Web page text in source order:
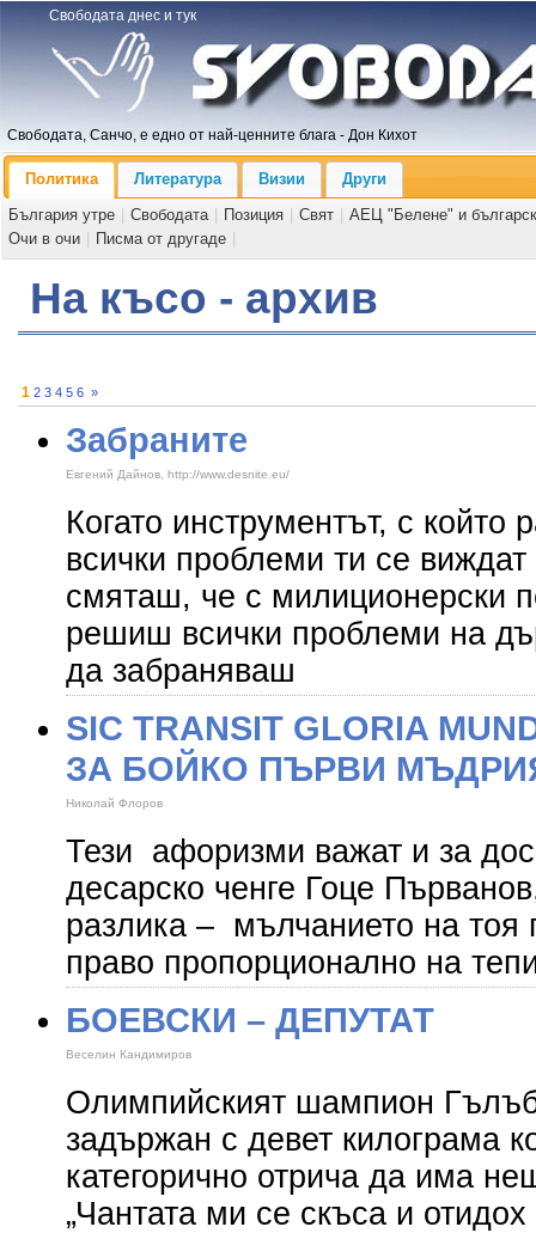
Свободата днес и тук
Свободата, Санчо, е едно от най-ценните блага - Дон Кихот
Политика Литература Визии
Други
България утре
Свободата Позиция Свят
АЕЦ "Белене" и
Очи в очи
Писма от другаде
На късо - архив
1 2 3 4 5 6 »
Забраните
Евгений Дайнов, http://www.desnite.eu/
Когато инструментът, с който
всички проблеми ти се виждат
смяташ, че с милиционерски
решиш всички проблеми на
да забраняваш
SIС TRANSIT GLORIA
ЗА БОЙКО ПЪРВИ
Николай Флоров
Тези афоризми важат и за
десарско ченге Гоце
разлика – мълчанието на
право пропорционално на
БОЕВСКИ – ДЕПУТАТ
Веселин Кандимиров
Олимпийският шампион
задържан с девет килограма
категорично отрича да има
„Чантата ми се скъса и